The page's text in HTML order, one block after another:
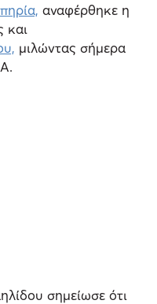
αναφέρθηκε η
και
μιλώντας σήμερα
σημείωσε ότι